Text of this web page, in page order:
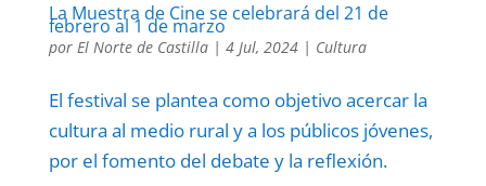
La Muestra de Cine se celebrará del 21 de
febrero al 1 de marzo
por El Norte de Castilla| 4 Jul, 2024| Cultura
El festival se plantea como objetivo acercar la
cultura al medio rural y a los públicos jóvenes,
por el fomento del debate y la reflexión.